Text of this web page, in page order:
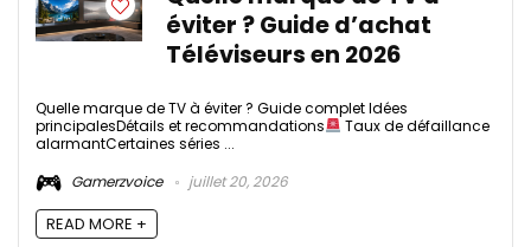
éviter ? Guide d’achat
Téléviseurs en 2026
Quelle marque de TV à éviter ? Guide complet Idées
principalesDétails et recommandations
Taux de défaillance
alarmantCertaines séries ...
Gamerzvoice
juillet 20, 2026
READ MORE +